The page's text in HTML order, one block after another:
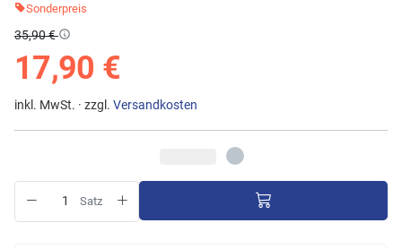
Sonderpreis
35,90 €
17,90 €
inkl. MwSt. · zzgl. Versandkosten
Satz